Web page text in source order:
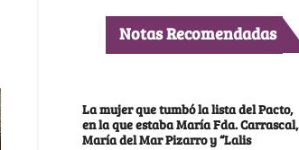
Notas Recomendadas
La mujer que tumbó la lista del Pacto,
en la que estaba María Fda. Carrascal,
María del Mar Pizarro y “Lalis